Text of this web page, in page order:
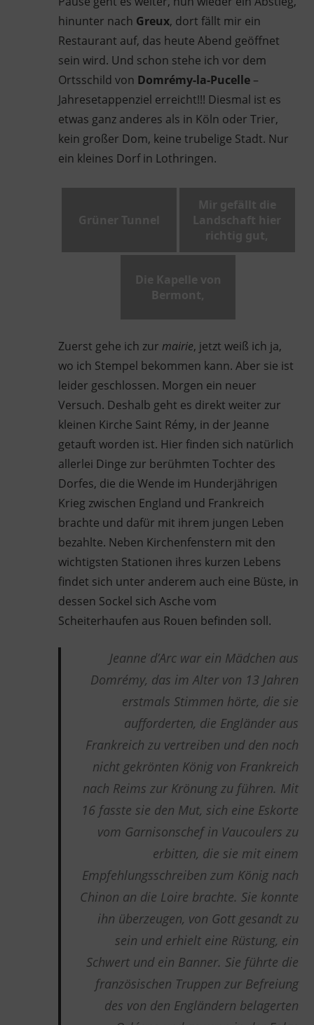
hinunter nach Greux, dort fällt mir ein
Restaurant auf, das heute Abend geöffnet
sein wird. Und schon stehe ich vor dem
Ortsschild von Domrémy-la-Pucelle –
Jahresetappenziel erreicht!!! Diesmal ist es
etwas ganz anderes als in Köln oder Trier,
kein großer Dom, keine trubelige Stadt. Nur
ein kleines Dorf in Lothringen.
Zuerst gehe ich zur mairie, jetzt weiß ich ja,
wo ich Stempel bekommen kann. Aber sie ist
leider geschlossen. Morgen ein neuer
Versuch. Deshalb geht es direkt weiter zur
kleinen Kirche Saint Rémy, in der Jeanne
getauft worden ist. Hier finden sich natürlich
allerlei Dinge zur berühmten Tochter des
Dorfes, die die Wende im Hunderjährigen
Krieg zwischen England und Frankreich
brachte und dafür mit ihrem jungen Leben
bezahlte. Neben Kirchenfenstern mit den
wichtigsten Stationen ihres kurzen Lebens
findet sich unter anderem auch eine Büste, in
dessen Sockel sich Asche vom
Scheiterhaufen aus Rouen befinden soll.
Jeanne d’Arc war ein Mädchen aus
Domrémy, das im Alter von 13 Jahren
erstmals Stimmen hörte, die sie
aufforderten, die Engländer aus
Frankreich zu vertreiben und den noch
nicht gekrönten König von Frankreich
nach Reims zur Krönung zu führen. Mit
16 fasste sie den Mut, sich eine Eskorte
vom Garnisonschef in Vaucoulers zu
erbitten, die sie mit einem
Empfehlungsschreiben zum König nach
Chinon an die Loire brachte. Sie konnte
ihn überzeugen, von Gott gesandt zu
sein und erhielt eine Rüstung, ein
Schwert und ein Banner. Sie führte die
französischen Truppen zur Befreiung
des von den Engländern belagerten